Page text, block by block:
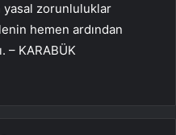
yasal zorunluluklar
hemen ardından
– KARABÜK